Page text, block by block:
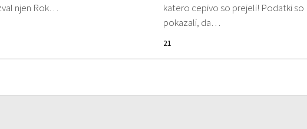
njen Rok…
katero cepivo so prejeli! Podatki so
pokazali, da…
21